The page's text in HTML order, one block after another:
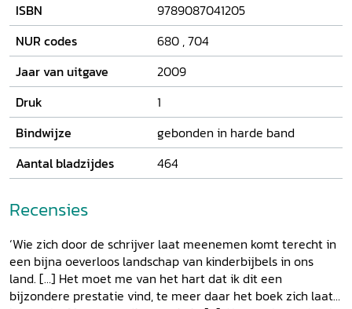
bijbelliefde en vroomheid, verzuiling en secularisering in de
Lage Landen. Van der Meiden besteedt hierbij ook ruime
aandacht aan de rol van illustraties en illustratoren in
kinderbijbels. Tot slot vergelijkt hij de Nederlandse
kinderbijbels met die in het buitenland. 'Zoo heerlijk
eenvoudig' wordt afgesloten met een overzicht van alle in
Nederland verschenen kinderbijbels.
ISBN
9789087041205
NUR codes
680 ,704
Jaar van uitgave
2009
Druk
1
Bindwijze
gebonden in harde band
Aantal bladzijdes
464
Recensies
‘Wie zich door de schrijver laat meenemen komt terecht in
een bijna oeverloos landschap van kinderbijbels in ons
land. […] Het moet me van het hart dat ik dit een
bijzondere prestatie vind, te meer daar het boek zich laat